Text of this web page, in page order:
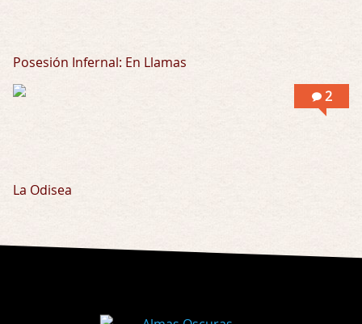
Posesión Infernal: En Llamas
2
La Odisea